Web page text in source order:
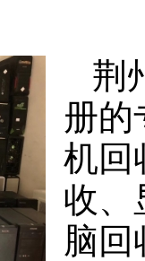
荆
册的
机回
收、
脑回